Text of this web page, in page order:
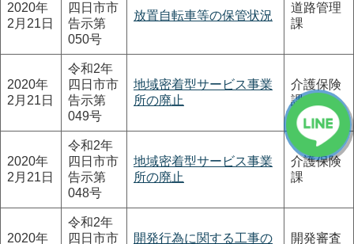
2020年
2月21日
四日市市
告示第
050号
放置自転車等の保管状況
道路管理
課
2020年
2月21日
令和2年
四日市市
告示第
049号
地域密着型サービス事業
所の廃止
介護保険
課
2020年
2月21日
令和2年
四日市市
告示第
048号
地域密着型サービス事業
所の廃止
介護保険
課
2020年
令和2年
四日市市
開発行為に関する工事の 開発審査